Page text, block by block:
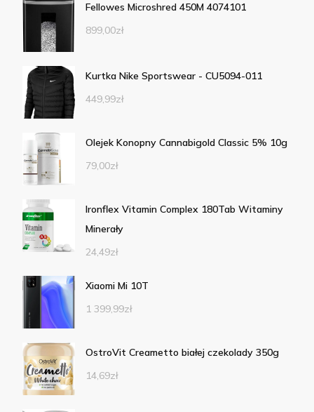
Fellowes Microshred 450M 4074101
899,00zł
Kurtka Nike Sportswear - CU5094-011
449,99zł
Olejek Konopny Cannabigold Classic 5% 10g
79,00zł
Ironflex Vitamin Complex 180Tab Witaminy
Minerały
24,49zł
Xiaomi Mi 10T
1 399,99zł
OstroVit Creametto białej czekolady 350g
14,69zł